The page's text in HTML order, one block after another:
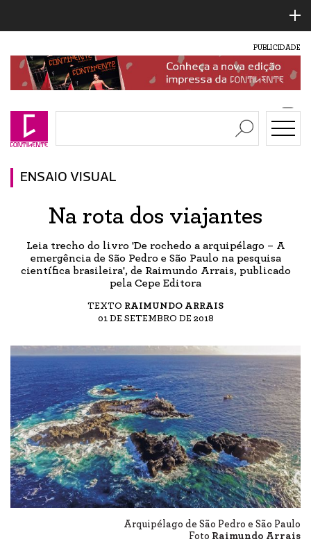
PUBLICIDADE
ENSAIO VISUAL
Na rota dos viajantes
Leia trecho do livro 'De rochedo a arquipélago – A
emergência de São Pedro e São Paulo na pesquisa
científica brasileira', de Raimundo Arrais, publicado
pela Cepe Editora
TEXTO RAIMUNDO ARRAIS
01 DE SETEMBRO DE 2018
Arquipélago de São Pedro e São Paulo
Foto Raimundo Arrais